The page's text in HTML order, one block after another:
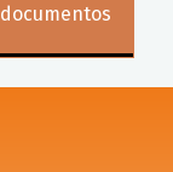
documentos